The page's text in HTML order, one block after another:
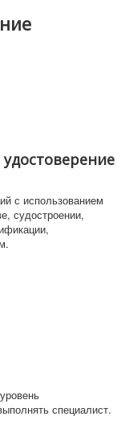
с использованием
судостроении,
специалист.